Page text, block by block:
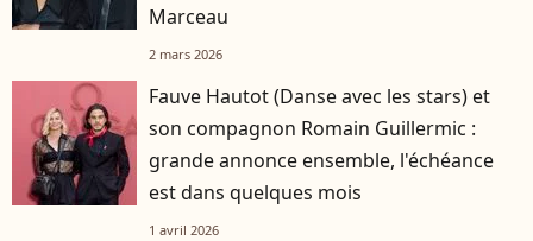
Marceau
2 mars 2026
Fauve Hautot (Danse avec les stars) et
son compagnon Romain Guillermic :
grande annonce ensemble, l'échéance
est dans quelques mois
1 avril 2026